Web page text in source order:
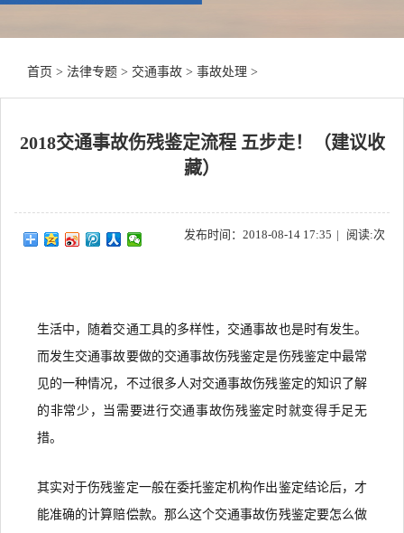
首页 > 法律专题 > 交通事故 > 事故处理 >
2018交通事故伤残鉴定流程 五步走！（建议收
藏）
发布时间：2018-08-14 17:35 | 阅读:次
生活中，随着交通工具的多样性，交通事故也是时有发生。
而发生交通事故要做的交通事故伤残鉴定是伤残鉴定中最常
见的一种情况，不过很多人对交通事故伤残鉴定的知识了解
的非常少，当需要进行交通事故伤残鉴定时就变得手足无
措。
其实对于伤残鉴定一般在委托鉴定机构作出鉴定结论后，才
能准确的计算赔偿款。那么这个交通事故伤残鉴定要怎么做